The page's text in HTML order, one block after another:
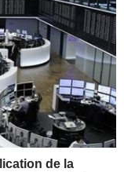
de la